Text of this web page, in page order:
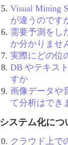
Visual Mining
が違うのです
需要予測をし
か分かりませ
実際にどの位
DB やテキス
すか
画像データや
て分析はでき
システム化につ
クラウド上で